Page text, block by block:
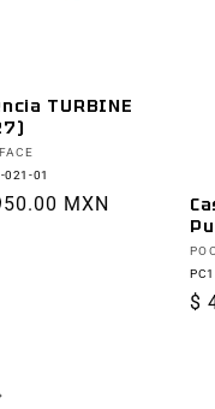
TURBINE
021-01
MXN
$